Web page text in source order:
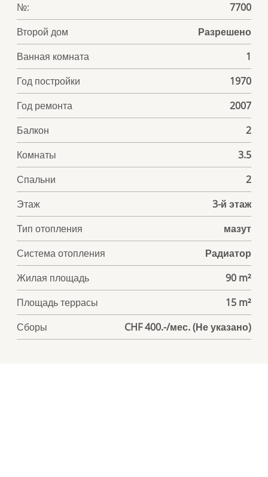
№:
7700
Второй дом
Разрешено
Ванная комната
1
Год постройки
1970
Год ремонта
2007
Балкон
2
Комнаты
3.5
Спальни
2
Этаж
3-й этаж
Тип отопления
мазут
Система отопления
Радиатор
Жилая площадь
90 m²
Площадь террасы
15 m²
Сборы
CHF 400.-/мес. (Не указано)